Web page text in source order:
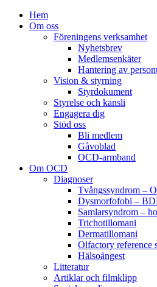
Hem
Om oss
Föreningens verksamhet
Nyhetsbrev
Medlemsenkäter
Hantering av
Vision & styrning
Styrdokument
Styrelse och kansli
Engagera dig
Stöd oss
Bli medlem
Gåvoblad
OCD-armband
Om OCD
Diagnoser
Tvångssyndrom –
Dysmorfofobi –
Samlarsyndrom –
Trichotillomani
Dermatillomani
Olfactory reference
Hälsoångest
Litteratur
Artiklar och filmklipp